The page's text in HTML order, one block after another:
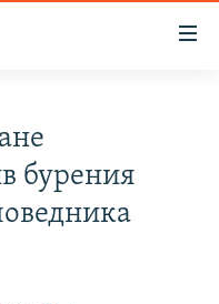
бурения